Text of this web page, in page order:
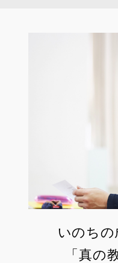
企業・一般の方
資料請求
いのちの
「真の